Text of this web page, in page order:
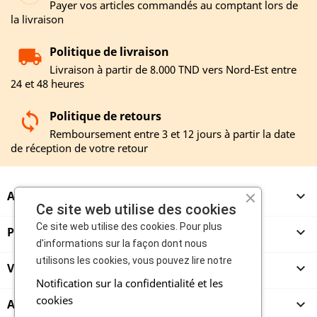
Payer vos articles commandés au comptant lors de
la livraison
Politique de livraison
Livraison à partir de 8.000 TND vers Nord-Est entre
24 et 48 heures
Politique de retours
Remboursement entre 3 et 12 jours à partir la date
de réception de votre retour
A PROPOS 
PRODUITS 
VENDEURS 
ACHETEURS 
Ce site web utilise des cookies
Ce site web utilise des cookies. Pour plus
d'informations sur la façon dont nous
utilisons les cookies, vous pouvez lire notre
Notification sur la confidentialité et les
cookies